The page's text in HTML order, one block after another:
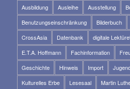
Ausbildung Ausleihe Ausstellung
Benutzungseinschränkung
Bilderbuch
CrossAsia
Datenbank digitale
E.T.A. Hoffmann
Fachinformation
Geschichte
Hinweis Import
Kulturelles Erbe
Lesesaal Martin